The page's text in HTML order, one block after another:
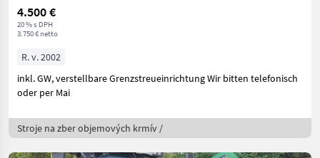
4.500 €
20 % s DPH
3.750 € netto
R. v. 2002
inkl. GW, verstellbare Grenzstreueinrichtung Wir bitten telefonisch
oder per Mai
Stroje na zber objemových krmív /